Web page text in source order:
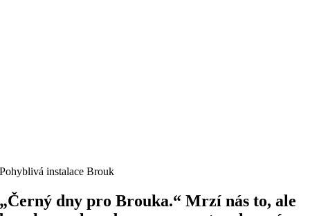
Pohyblivá instalace Brouk
„Černý dny pro Brouka.“ Mrzí nás to, ale